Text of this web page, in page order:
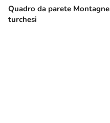
Quadro da parete Montagne
turchesi